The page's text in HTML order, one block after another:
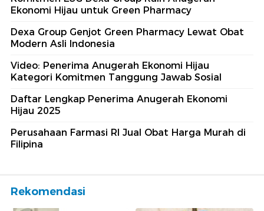
Ekonomi Hijau untuk Green Pharmacy
Dexa Group Genjot Green Pharmacy Lewat Obat
Modern Asli Indonesia
Video: Penerima Anugerah Ekonomi Hijau
Kategori Komitmen Tanggung Jawab Sosial
Daftar Lengkap Penerima Anugerah Ekonomi
Hijau 2025
Perusahaan Farmasi RI Jual Obat Harga Murah di
Filipina
Rekomendasi